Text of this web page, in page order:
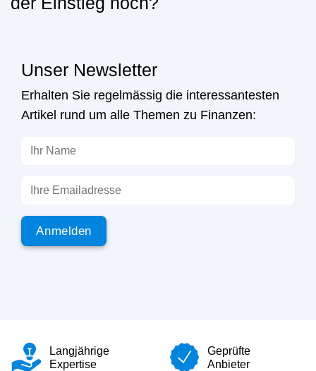
Unser Newsletter
Erhalten Sie regelmässig die interessantesten
Artikel rund um alle Themen zu Finanzen:
Langjährige
Expertise
Geprüfte
Anbieter